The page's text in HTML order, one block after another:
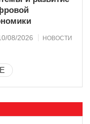
08/2026 НОВОСТИ